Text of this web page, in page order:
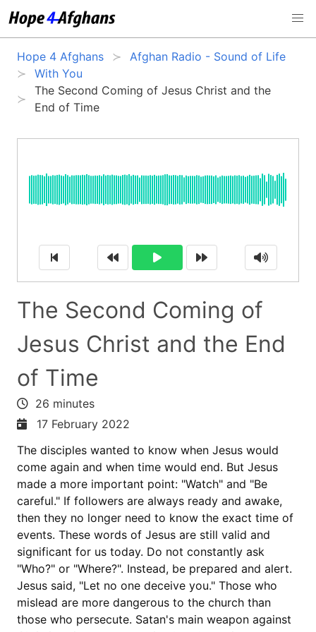
Hope 4 Afghans
Afghan Radio - Sound of Life
With You
The Second Coming of Jesus Christ and the
End of Time
The Second Coming of
Jesus Christ and the End
of Time
26 minutes
17 February 2022
The disciples wanted to know when Jesus would
come again and when time would end. But Jesus
made a more important point: "Watch" and "Be
careful." If followers are always ready and awake,
then they no longer need to know the exact time of
events. These words of Jesus are still valid and
significant for us today. Do not constantly ask
"Who?" or "Where?". Instead, be prepared and alert.
Jesus said, "Let no one deceive you." Those who
mislead are more dangerous to the church than
those who persecute. Satan's main weapon against